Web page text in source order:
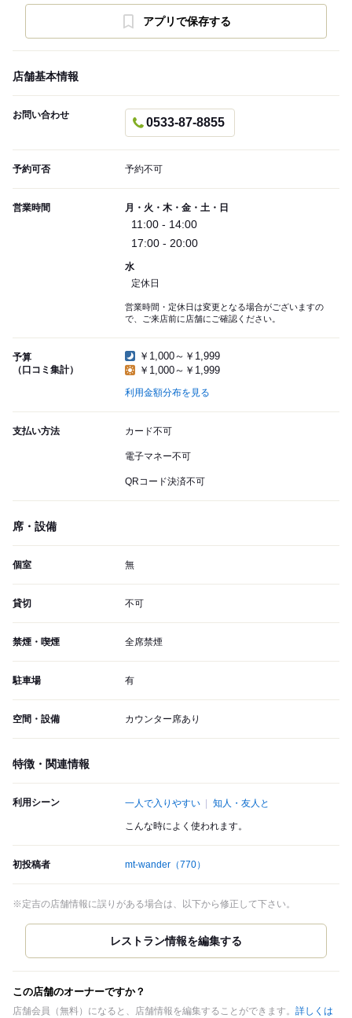
アプリで保存する
店舗基本情報
お問い合わせ
0533-87-8855
予約可否 予約不可
営業時間 月・火・木・金・土・日
11:00 - 14:00
17:00 - 20:00
水
定休日
営業時間・定休日は変更となる場合がございますの
で、ご来店前に店舗にご確認ください。
予算
（口コミ集計）
￥1,000～￥1,999
￥1,000～￥1,999
利用金額分布を見る
支払い方法 カード不可
電子マネー不可
QRコード決済不可
席・設備
個室 無
貸切 不可
禁煙・喫煙 全席禁煙
駐車場 有
空間・設備 カウンター席あり
特徴・関連情報
利用シーン 一人で入りやすい 知人・友人と
こんな時によく使われます。
初投稿者 mt-wander （770）
※定吉の店舗情報に誤りがある場合は、以下から修正して下さい。
この店舗のオーナーですか？
店舗会員（無料）になると、店舗情報を編集することができます。 詳しくは